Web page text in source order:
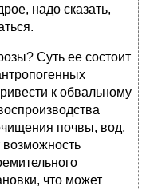
надо сказать,
Суть ее состоит
к обвальному
почвы, вод,
что может